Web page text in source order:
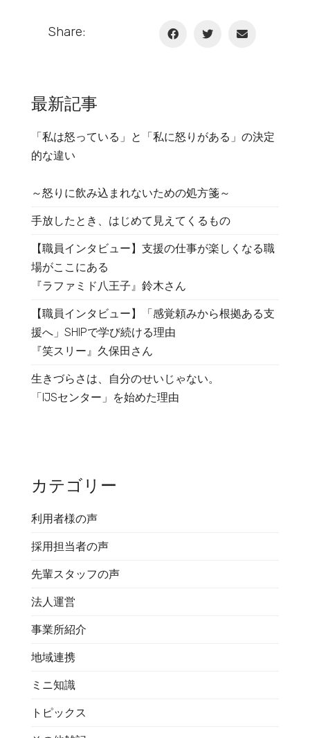
Share:
最新記事
「私は怒っている」と「私に怒りがある」の決定
的な違い
～怒りに飲み込まれないための処方箋～
手放したとき、はじめて見えてくるもの
【職員インタビュー】支援の仕事が楽しくなる職
場がここにある
『ラファミド八王子』鈴木さん
【職員インタビュー】「感覚頼みから根拠ある支
援へ」SHIPで学び続ける理由
『笑スリー』久保田さん
生きづらさは、自分のせいじゃない。
「IJSセンター」を始めた理由
カテゴリー
利用者様の声
採用担当者の声
先輩スタッフの声
法人運営
事業所紹介
地域連携
ミニ知識
トピックス